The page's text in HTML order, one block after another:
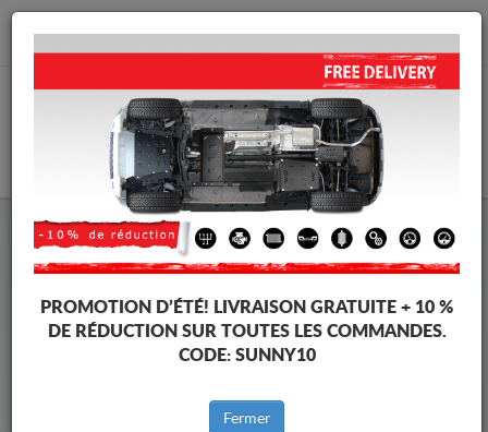
info@protectionsousmoteur.eu
Protection Sous Moteur Mitsubishi
Protection Sous Moteur Mitsubishi Lancer
Marques
PROMOTION D’ÉTÉ! LIVRAISON GRATUITE + 10 %
DE RÉDUCTION SUR TOUTES LES COMMANDES.
CODE: SUNNY10
Fermer